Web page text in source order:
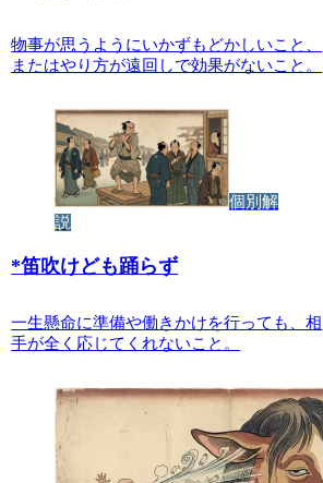
物事が思うようにいかずもどかしいこと、
またはやり方が遠回しで効果がないこと。
個別解
説
*笛吹けども踊らず
一生懸命に準備や働きかけを行っても、相
手が全く応じてくれないこと。